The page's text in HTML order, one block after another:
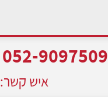
052-9097509
איש קשר: